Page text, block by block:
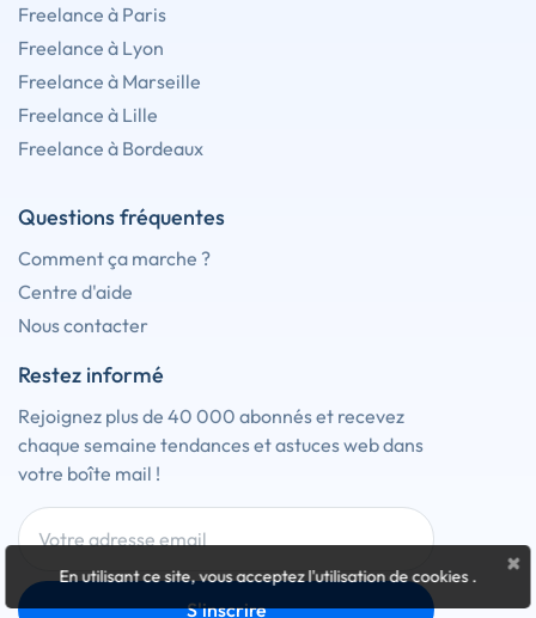
Freelance à Paris
Freelance à Lyon
Freelance à Marseille
Freelance à Lille
Freelance à Bordeaux
Questions fréquentes
Comment ça marche ?
Centre d'aide
Nous contacter
Restez informé
Rejoignez plus de 40 000 abonnés et recevez
chaque semaine tendances et astuces web dans
votre boîte mail !
S'inscrire
×
En utilisant ce site, vous acceptez l'utilisation de cookies.